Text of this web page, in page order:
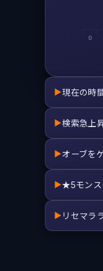
0
▶現在の時
▶検索急上
▶オーブを
▶★5モンス
▶ リセマラ